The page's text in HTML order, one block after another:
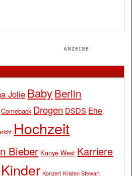
Jolie BabyBerlin
Comeback Drogen DSDS Ehe
Hochzeit
Bieber Kanye West Karriere
Kinder Konzert Kristen Stewart